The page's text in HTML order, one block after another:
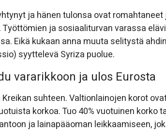
ja hänen tulonsa ovat
ja sosiaaliturvan varassa
Eikä kukaan anna muuta selitystä
syyttelevä Syriza puolue.
vararikkoon ja ulos Eurosta
suhteen. Valtionlainojen korot
korkoa. Tuo 40% vuotuinen korko
ja lainapääoman leikkaamiseen,